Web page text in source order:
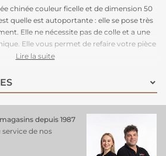
chinée couleur ficelle et de dimension 50
quelle est autoportante : elle se pose très
Elle ne nécessite pas de colle et a une
Elle vous permet de refaire votre pièce
elle apportera un trés bon confort à la
Lire la suite
depuis 1987
service de nos